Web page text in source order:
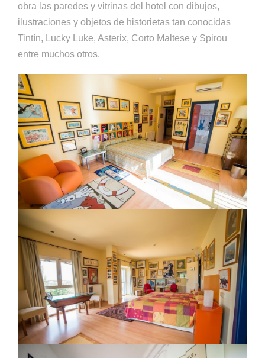
obra las paredes y vitrinas del hotel con dibujos,
ilustraciones y objetos de historietas tan conocidas
Tintín, Lucky Luke, Asterix, Corto Maltese y Spirou
entre muchos otros.